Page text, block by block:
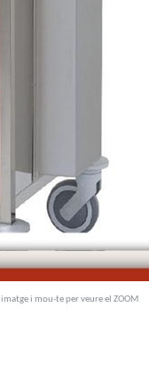
i mou-te per veure el ZOOM